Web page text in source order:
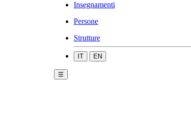
Insegnamenti
Persone
Strutture
IT EN
☰